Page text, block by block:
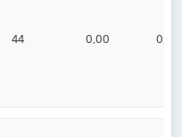
44 0,00 0,00